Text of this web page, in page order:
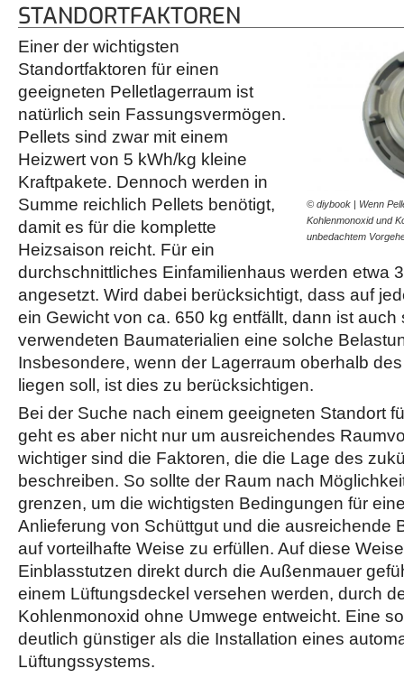
STANDORTFAKTOREN
© diybook | Wenn
Kohlenmonoxid und
unbedachtem
Einer der wichtigsten
Standortfaktoren für einen
geeigneten Pelletlagerraum ist
natürlich sein Fassungsvermögen.
Pellets sind zwar mit einem
Heizwert von 5 kWh/kg kleine
Kraftpakete. Dennoch werden in
Summe reichlich Pellets benötigt,
damit es für die komplette
Heizsaison reicht. Für ein
durchschnittliches Einfamilienhaus werden etwa
angesetzt. Wird dabei berücksichtigt, dass auf
ein Gewicht von ca. 650 kg entfällt, dann ist auch
verwendeten Baumaterialien eine solche
Insbesondere, wenn der Lagerraum oberhalb
liegen soll, ist dies zu berücksichtigen.
Bei der Suche nach einem geeigneten Standort
geht es aber nicht nur um ausreichendes
wichtiger sind die Faktoren, die die Lage des
beschreiben. So sollte der Raum nach
grenzen, um die wichtigsten Bedingungen für
Anlieferung von Schüttgut und die ausreichende
auf vorteilhafte Weise zu erfüllen. Auf diese
Einblasstutzen direkt durch die Außenmauer
einem Lüftungsdeckel versehen werden, durch
Kohlenmonoxid ohne Umwege entweicht. Eine
deutlich günstiger als die Installation eines
Lüftungssystems.